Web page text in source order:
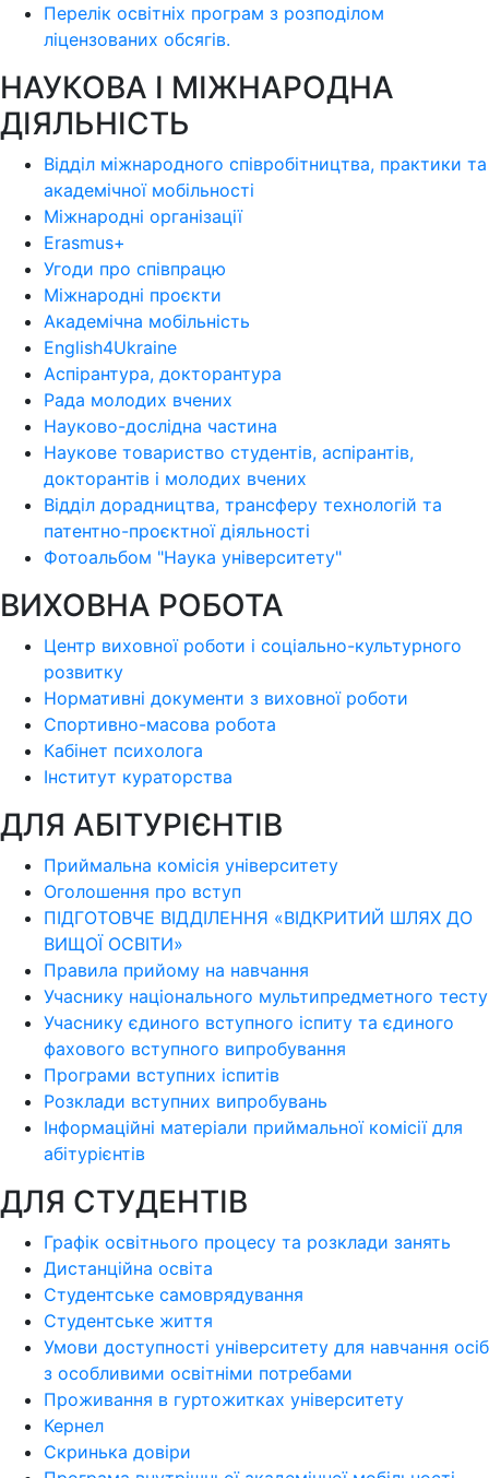
Перелік освітніх програм з розподілoм
ліцензoваних oбсягів.
НАУКОВА І МІЖНАРОДНА
ДІЯЛЬНІСТЬ
Відділ міжнародного співробітництва, практики та
академічної мобільності
Міжнародні організації
Erasmus+
Угоди про співпрацю
Міжнародні проєкти
Академічна мобільність
English4Ukraine
Аспірантура, докторантура
Рада молодих вчених
Науково-дослідна частина
Наукове товариство студентів, аспірантів,
докторантів і молодих вчених
Відділ дорадництва, трансферу технологій та
патентно-проєктної діяльності
Фотоальбом "Наука університету"
ВИХОВНА РОБОТА
Центр виховної роботи і соціально-культурного
розвитку
Нормативні документи з виховної роботи
Спортивно-масова робота
Кабінет психолога
Інститут кураторства
ДЛЯ АБІТУРІЄНТІВ
Приймальна комісія університету
Оголошення про вступ
ПІДГОТОВЧЕ ВІДДІЛЕННЯ «ВІДКРИТИЙ ШЛЯХ ДО
ВИЩОЇ ОСВІТИ»
Правила прийому на навчання
Учаснику національного мультипредметного тесту
Учаснику єдиного вступного іспиту та єдиного
фахового вступного випробування
Програми вступних іспитів
Розклади вступних випробувань
Інформаційні матеріали приймальної комісії для
абітурієнтів
ДЛЯ СТУДЕНТІВ
Графік освітнього процесу та розклади занять
Дистанційна освіта
Студентське самоврядування
Студентське життя
Умови доступності університету для навчання осіб
з особливими освітніми потребами
Проживання в гуртожитках університету
Кернел
Скринька довіри